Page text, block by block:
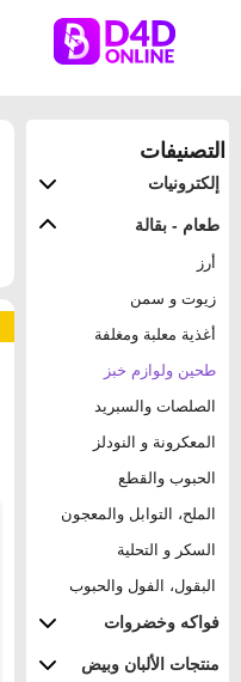
التصنيفات
إلكترونيات
طعام - بقالة
أرز
زيوت و سمن
أغذية معلبة ومغلفة
طحين ولوازم خبز
الصلصات والسبريد
المعكرونة و النودلز
الحبوب والقطع
الملح، التوابل والمعجون
السكر و التحلية
البقول، الفول والحبوب
فواكه وخضروات
منتجات الألبان وبيض